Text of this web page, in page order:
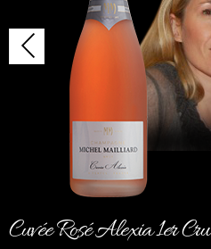
Cuvée Rosé Alexia 1er Cru